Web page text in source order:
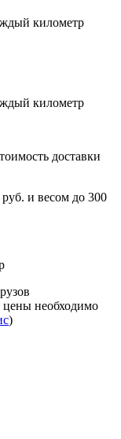
километр
километр
доставки
руб. и весом до 300
цены необходимо
)